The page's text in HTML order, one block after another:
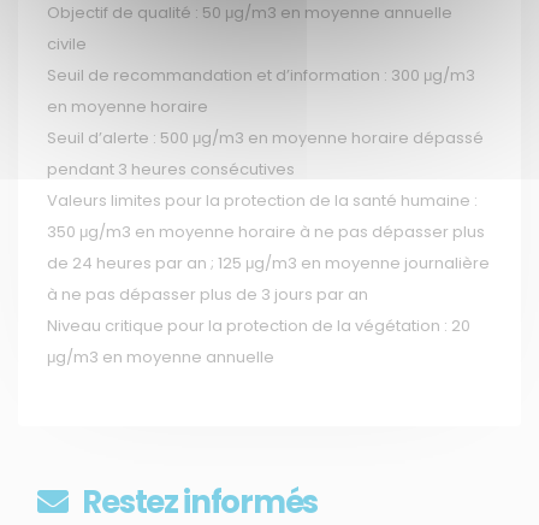
Objectif de qualité : 50 μg/m3 en moyenne annuelle
civile
Seuil de recommandation et d’information : 300 μg/m3
en moyenne horaire
Seuil d’alerte : 500 μg/m3 en moyenne horaire dépassé
pendant 3 heures consécutives
Valeurs limites pour la protection de la santé humaine :
350 μg/m3 en moyenne horaire à ne pas dépasser plus
de 24 heures par an ; 125 μg/m3 en moyenne journalière
à ne pas dépasser plus de 3 jours par an
Niveau critique pour la protection de la végétation : 20
μg/m3 en moyenne annuelle
Restez informés